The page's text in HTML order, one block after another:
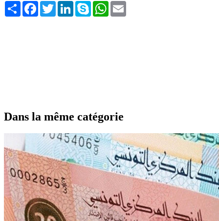
Share FacebookTwitterLinkedInSkype WhatsApp
Dans la même catégorie